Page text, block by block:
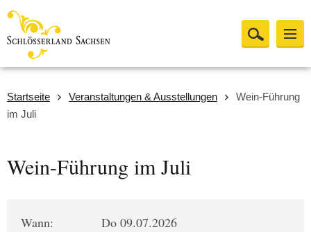
Startseite Veranstaltungen & Ausstellungen
Wein-Führung
im Juli
Wein-Führung im Juli
Wann:
Do 09.07.2026